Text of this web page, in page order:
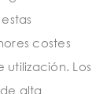
costes
utilización. Los
alta